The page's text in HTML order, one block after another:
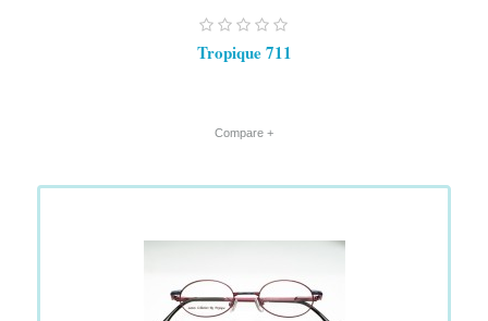
Tropique 711
+ Compare